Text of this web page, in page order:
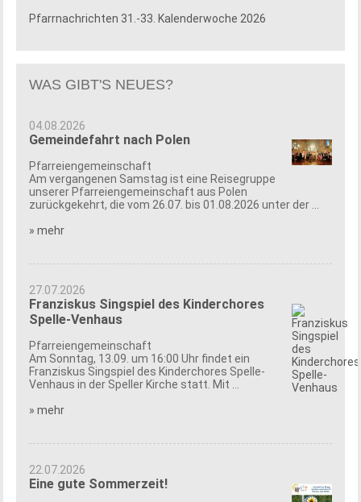
Pfarrnachrichten 31.-33. Kalenderwoche 2026
WAS GIBT'S NEUES?
04.08.2026
Gemeindefahrt nach Polen
Pfarreiengemeinschaft
Am vergangenen Samstag ist eine Reisegruppe
unserer Pfarreiengemeinschaft aus Polen
zurückgekehrt, die vom 26.07. bis 01.08.2026 unter der ...
» mehr
27.07.2026
Franziskus Singspiel des Kinderchores
Spelle-Venhaus
Pfarreiengemeinschaft
Am Sonntag, 13.09. um 16:00 Uhr findet ein
Franziskus Singspiel des Kinderchores Spelle-
Venhaus in der Speller Kirche statt. Mit ...
» mehr
22.07.2026
Eine gute Sommerzeit!